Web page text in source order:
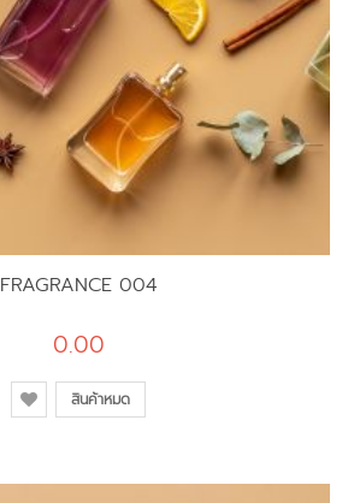
FRAGRANCE 004
0.00
สินค้าหมด